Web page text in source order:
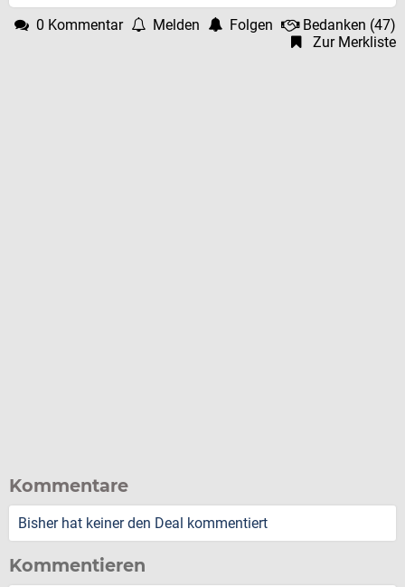
0 Kommentar Melden Folgen Bedanken (47)
Zur Merkliste
Kommentare
Bisher hat keiner den Deal kommentiert
Kommentieren